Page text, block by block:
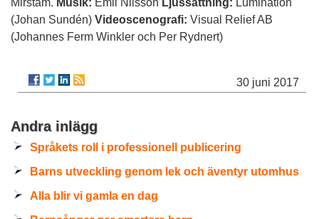
(Johan Sundén) Videoscenografi: Visual Relief AB
(Johannes Ferm Winkler och Per Rydnert)
30 juni 2017
Andra inlägg
Språkets roll i professionell publicering
Barns utveckling genom lek och äventyr utomhus
Alla blir vi gamla en dag